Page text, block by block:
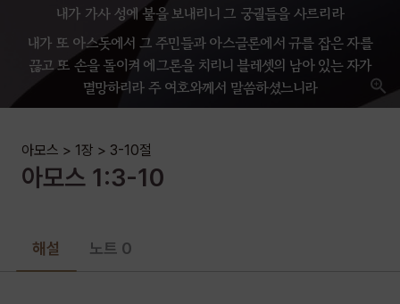
내가 가사 성에 불을 보내리니 그 궁궐들을 사르리라
내가 또 아스돗에서 그 주민들과 아스글론에서 규를 잡은 자를
끊고 또 손을 돌이켜 에그론을 치리니 블레셋의 남아 있는 자가
멸망하리라 주 여호와께서 말씀하셨느니라
말미암아 내가 그 벌을 돌이키지 아니하리니 이는 그들이 그
형제의 계약을 기억하지 아니하고 모든 사로잡은 자를 에돔에
아모스 > 1장 > 3-10절
아모스 1:3-10
해설 노트 0